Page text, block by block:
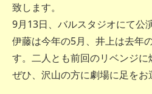
致します。
9月13日、バルスタジオにて公
伊藤は今年の5月、井上は去年
す。二人とも前回のリベンジに
ぜひ、沢山の方に劇場に足をお